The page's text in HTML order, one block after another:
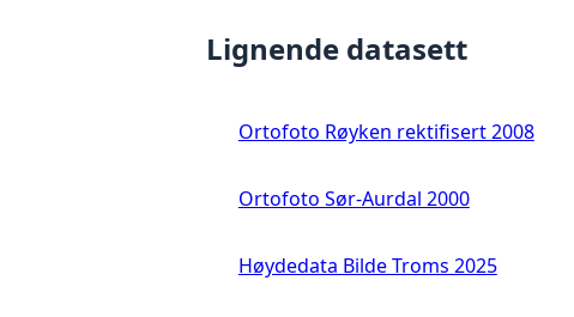
Lignende datasett
Ortofoto Røyken rektifisert 2008
Ortofoto Sør-Aurdal 2000
Høydedata Bilde Troms 2025